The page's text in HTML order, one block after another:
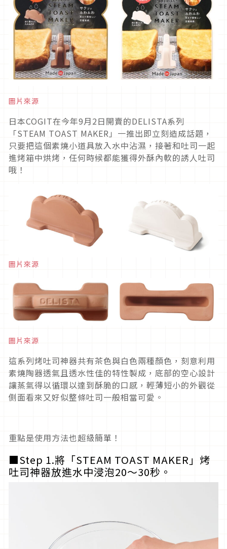
圖片來源
日本COGIT在今年9月2日開賣的DELISTA系列
「STEAM TOAST MAKER」一推出即立刻造成話題，
只要把這個素燒小道具放入水中沾濕，接著和吐司一起
進烤箱中烘烤，任何時候都能獲得外酥內軟的誘人吐司
哦！
圖片來源
圖片來源
這系列烤吐司神器共有茶色與白色兩種顏色，刻意利用
素燒陶器透氣且透水性佳的特性製成，底部的空心設計
讓蒸氣得以循環以達到酥脆的口感，輕薄短小的外觀從
側面看來又好似整條吐司一般相當可愛。
重點是使用方法也超級簡單！
■Step 1.將「STEAM TOAST MAKER」烤
吐司神器放進水中浸泡20～30秒。